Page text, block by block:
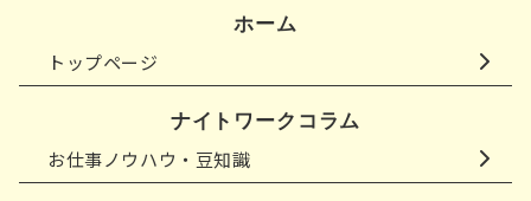
ホーム
トップページ
ナイトワークコラム
お仕事ノウハウ・豆知識